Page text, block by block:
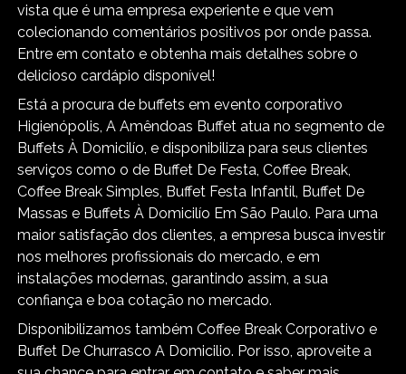
vista que é uma empresa experiente e que vem
colecionando comentários positivos por onde passa.
Entre em contato e obtenha mais detalhes sobre o
delicioso cardápio disponível!
Está a procura de buffets em evento corporativo
Higienópolis, A Amêndoas Buffet atua no segmento de
Buffets À Domicilío, e disponibiliza para seus clientes
serviços como o de Buffet De Festa, Coffee Break,
Coffee Break Simples, Buffet Festa Infantil, Buffet De
Massas e Buffets À Domicilío Em São Paulo. Para uma
maior satisfação dos clientes, a empresa busca investir
nos melhores profissionais do mercado, e em
instalações modernas, garantindo assim, a sua
confiança e boa cotação no mercado.
Disponibilizamos também Coffee Break Corporativo e
Buffet De Churrasco A Domicilio. Por isso, aproveite a